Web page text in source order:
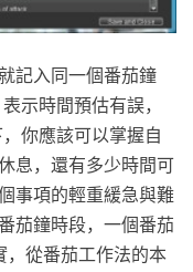
記入同一個番茄鐘
示時間預估有誤，
你應該可以掌握自
息，還有多少時間可
事項的輕重緩急與難
茄鐘時段，一個番茄
從番茄工作法的本